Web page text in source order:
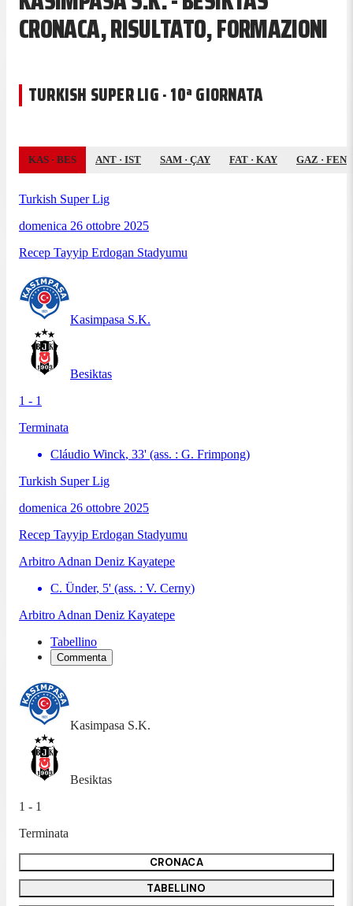
CRONACA, RISULTATO, FORMAZIONI
TURKISH SUPER LIG · 10ª GIORNATA
KAS · BES ANT · IST SAM · ÇAY FAT · KAY GAZ · FEN
Turkish Super Lig
domenica 26 ottobre 2025
Recep Tayyip Erdogan Stadyumu
Kasimpasa S.K.
Besiktas
1 - 1
Terminata
Cláudio Winck, 33' (ass. : G. Frimpong)
Turkish Super Lig
domenica 26 ottobre 2025
Recep Tayyip Erdogan Stadyumu
Arbitro Adnan Deniz Kayatepe
C. Ünder, 5' (ass. : V. Cerny)
Arbitro Adnan Deniz Kayatepe
Tabellino
Commenta
Kasimpasa S.K.
Besiktas
1 - 1
Terminata
CRONACA
TABELLINO